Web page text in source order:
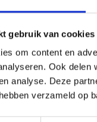
gebruik van cookies
om content en
Ook
analyse. Deze
verzameld op